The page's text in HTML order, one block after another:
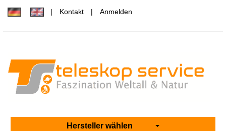
Kontakt Anmelden
Hersteller wählen